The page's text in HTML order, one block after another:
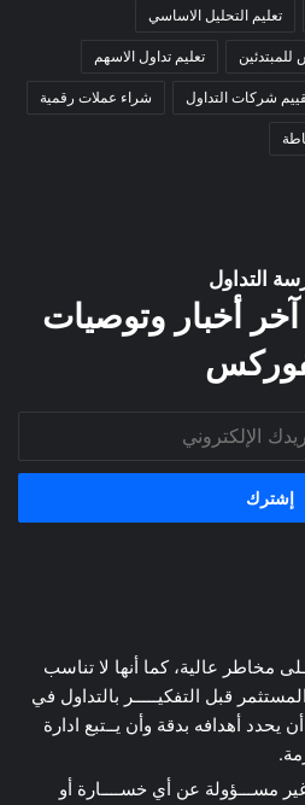
تعليم التحليل الاساسي
للمبتدئين تعليم تداول الاسهم
شركات التداول شراء عملات رقمية
التداول
أخبار وتوصيات
مخاطر عالية، كما أنها لا تناسب
قبل التفكيـــــر بالتداول في
يحدد أهدافه بدقة وأن يــتبع ادارة
مســـؤولة عن أي خســــارة أو